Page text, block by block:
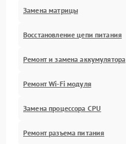
Замена матрицы
Восстановление цепи питания
Ремонт и замена аккумулятора
Ремонт Wi-Fi модуля
Замена процессора CPU
Ремонт разъема питания